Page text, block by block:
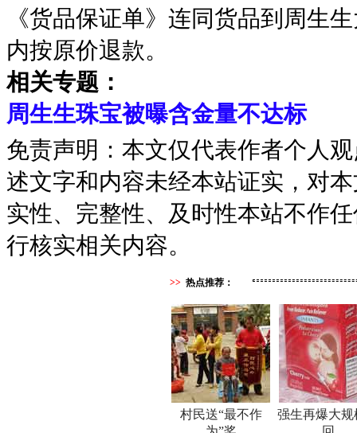
《货品保证单》连同货品到周生
内按原价退款。
相关专题：
周生生珠宝被曝含金量不达标
免责声明：本文仅代表作者个人
述文字和内容未经本站证实，对
实性、完整性、及时性本站不作
行核实相关内容。
>> 热点推荐：
村民送“最不作
强生再爆大规